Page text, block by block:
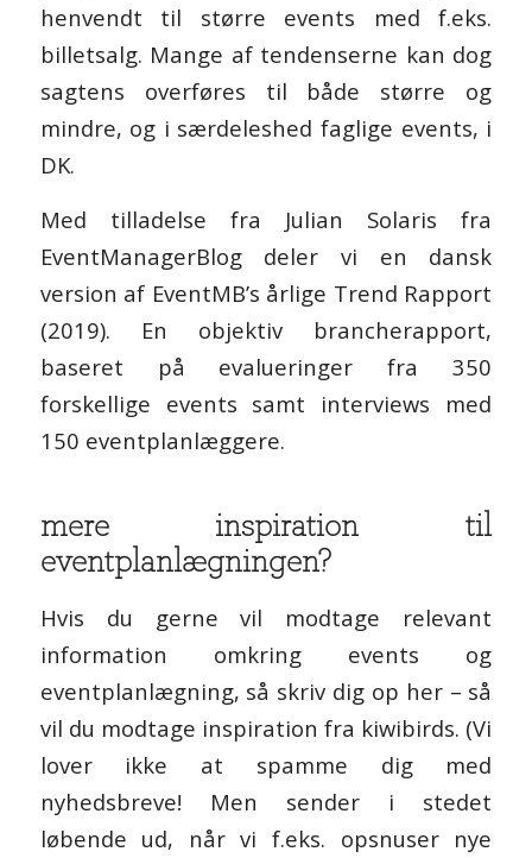
henvendt til større events med f.eks.
billetsalg. Mange af tendenserne kan dog
sagtens overføres til både større og
mindre, og i særdeleshed faglige events, i
DK.
Med tilladelse fra Julian Solaris fra
EventManagerBlog deler vi en dansk
version af EventMB’s årlige Trend Rapport
(2019). En objektiv brancherapport,
baseret på evalueringer fra 350
forskellige events samt interviews med
150 eventplanlæggere.
mere inspiration til
eventplanlægningen?
Hvis du gerne vil modtage relevant
information omkring events og
eventplanlægning, så skriv dig op her – så
vil du modtage inspiration fra kiwibirds. (Vi
lover ikke at spamme dig med
nyhedsbreve! Men sender i stedet
løbende ud, når vi f.eks. opsnuser nye